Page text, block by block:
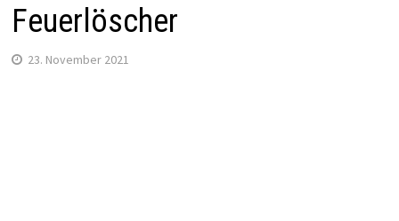
Feuerlöscher
23. November 2021